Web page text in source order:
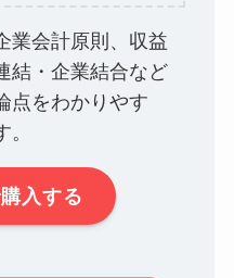
業会計原則、収益
結・企業結合など
点をわかりやす
入する